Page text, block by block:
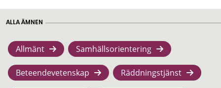
ALLA ÄMNEN
Allmänt Samhällsorientering
Beteendevetenskap Räddningstjänst